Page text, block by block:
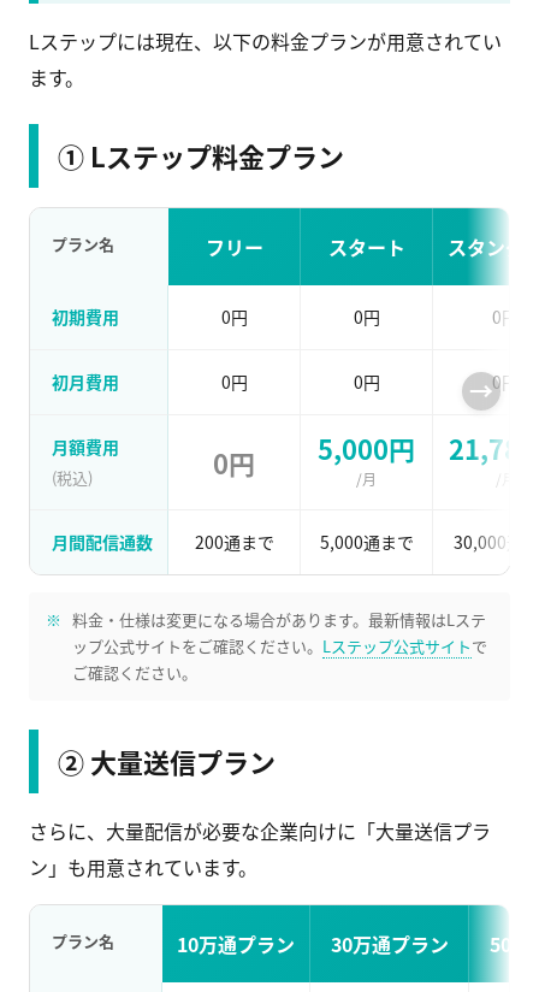
Lステップには現在、以下の料金プランが用意されてい
ます。
① Lステップ料金プラン
プラン名 フリー スタート スタンダ
初期費用 0円 0円 0円
初月費用 0円 0円 0円
月額費用
(税込) 0円 5,000円
/月 /月
月間配信通数 200通まで 5,000通まで 30,000通
料金・仕様は変更になる場合があります。最新情報はLステ
ップ公式サイトをご確認ください。 Lステップ公式サイトで
ご確認ください。
② 大量送信プラン
さらに、大量配信が必要な企業向けに「大量送信プラ
ン」も用意されています。
プラン名 10万通プラン 30万通プラン 50万